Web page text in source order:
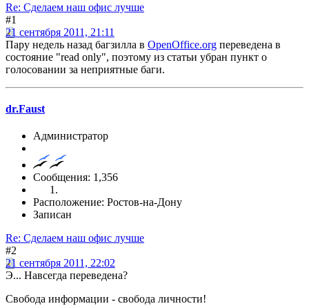
Re: Сделаем наш офис лучше
#1
21 сентября 2011, 21:11
Пару недель назад багзилла в OpenOffice.org переведена в
состояние "read only", поэтому из статьи убран пункт о
голосовании за неприятные баги.
dr.Faust
Администратор
Сообщения: 1,356
Расположение: Ростов-на-Дону
Записан
Re: Сделаем наш офис лучше
#2
21 сентября 2011, 22:02
Э... Навсегда переведена?
Свобода информации - свобода личности!